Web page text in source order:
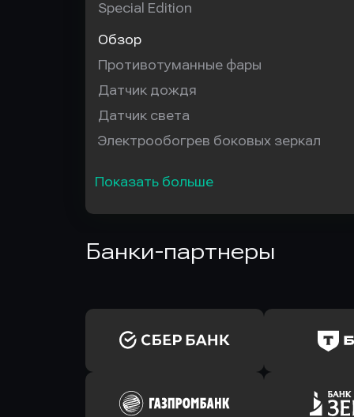
Special Edition
Обзор
Противотуманные фары
Датчик дождя
Датчик света
Электрообогрев боковых зеркал
Показать больше
Банки-партнеры
Оправить заявку
в Сбербанк
в Т-Банк